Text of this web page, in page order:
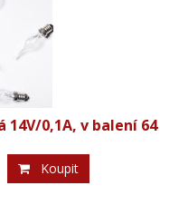
14V/0,1A, v balení 64
Koupit